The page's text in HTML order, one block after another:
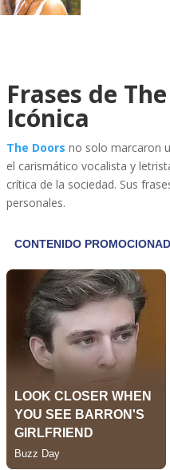
Frases de
Icónica
The Doors no solo marcaron
el carismático vocalista y
crítica de la sociedad. Sus
personales.